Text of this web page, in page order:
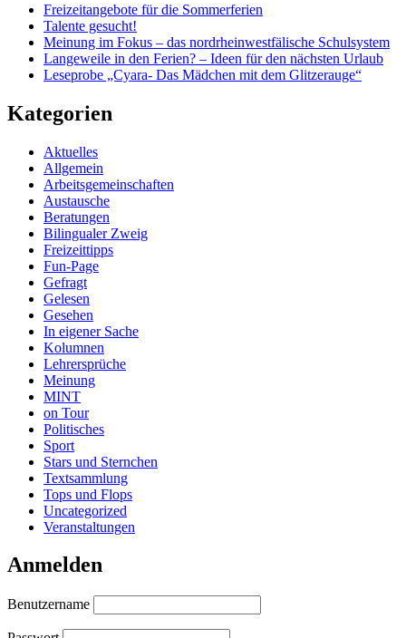
Freizeitangebote für die Sommerferien
Talente gesucht!
Meinung im Fokus – das nordrheinwestfälische Schulsystem
Langeweile in den Ferien? – Ideen für den nächsten Urlaub
Leseprobe „Cyara- Das Mädchen mit dem Glitzerauge“
Kategorien
Aktuelles
Allgemein
Arbeitsgemeinschaften
Austausche
Beratungen
Bilingualer Zweig
Freizeittipps
Fun-Page
Gefragt
Gelesen
Gesehen
In eigener Sache
Kolumnen
Lehrersprüche
Meinung
MINT
on Tour
Politisches
Sport
Stars und Sternchen
Textsammlung
Tops und Flops
Uncategorized
Veranstaltungen
Anmelden
Benutzername